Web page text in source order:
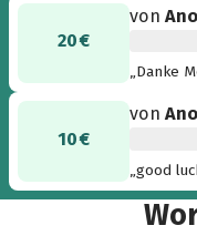
20 €
von
„Danke
10 €
von
„good